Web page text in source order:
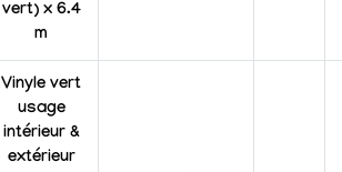
vert) x 6.4
m
Vinyle vert
usage
intérieur &
extérieur